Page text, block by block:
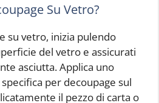
Su Vetro?
su vetro, inizia pulendo
del vetro e assicurati
asciutta. Applica uno
per decoupage sul
il pezzo di carta o